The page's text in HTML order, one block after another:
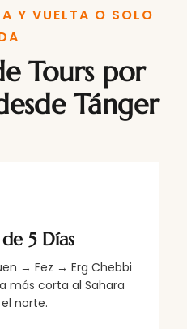
Y VUELTA O SOLO
Tours por
Tánger
5 Días
→ Fez → Erg Chebbi
más corta al Sahara
norte.